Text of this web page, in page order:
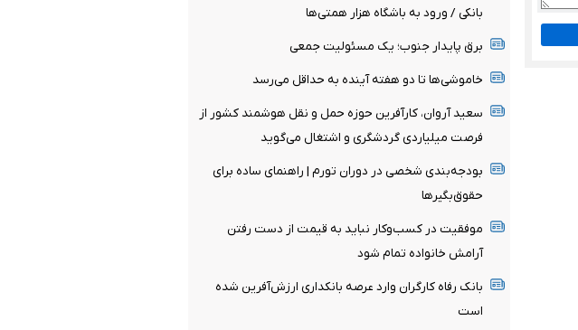
بانکی / ورود به باشگاه هزار همتی‌ها
برق پایدار جنوب؛ یک مسئولیت جمعی
خاموشی‌ها تا دو هفته آینده به حداقل می‌رسد
سعید آروان، کارآفرین حوزه حمل و نقل هوشمند کشور از
فرصت میلیاردی گردشگری و اشتغال می‌گوید
بودجه‌بندی شخصی در دوران تورم | راهنمای ساده برای
حقوق‌بگیرها
موفقیت در کسب‌وکار نباید به قیمت از دست رفتن
آرامش خانواده تمام شود
بانک رفاه کارگران وارد عرصه بانکداری ارزش‌آفرین شده
است